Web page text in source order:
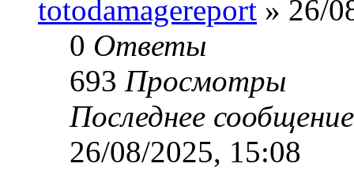
totodamagereport » 26/
0 Ответы
693 Просмотры
Последнее
26/08/2025, 15:08